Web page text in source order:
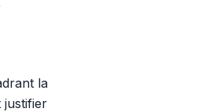
la
justifier